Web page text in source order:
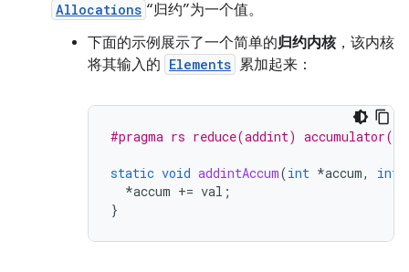
Allocations “归约”为一个值。
下面的示例展示了一个简单的归约内核，该内核
将其输入的 Elements 累加起来：
#pragma rs reduce(addint)
static void addintAccum(int *accum, int
*accum += val ;
}